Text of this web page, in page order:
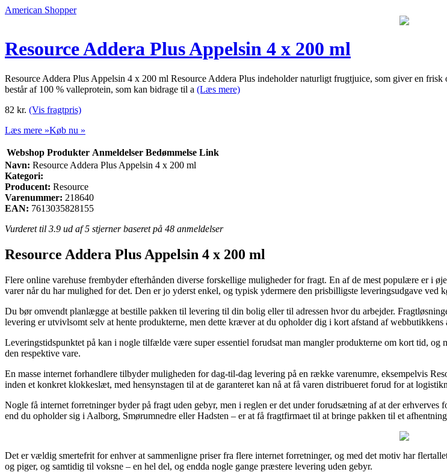
American Shopper
Resource Addera Plus Appelsin 4 x 200 ml
Resource Addera Plus Appelsin 4 x 200 ml Resource Addera Plus indeholder naturligt frugtjuice, som giver en
består af 100 % valleprotein, som kan bidrage til a (Læs mere)
82 kr. (Vis fragtpris)
Læs mere »Køb nu »
Webshop Produkter Anmeldelser Bedømmelse Link
Navn: Resource Addera Plus Appelsin 4 x 200 ml
Kategori:
Producent: Resource
Varenummer: 218640
EAN: 7613035828155
Vurderet til 3.9 ud af 5 stjerner baseret på 48 anmeldelser
Resource Addera Plus Appelsin 4 x 200 ml
Flere online varehuse frembyder efterhånden diverse forskellige muligheder for fragt. En af de mest populære er i
varer når du har mulighed for det. Den er jo yderst enkel, og typisk ydermere den prisbilligste leveringsudgave ved
Du bør omvendt planlægge at bestille pakken til levering til din bolig eller til adressen hvor du arbejder.
levering er utvivlsomt selv at hente produkterne, men dette kræver at du opholder dig i kort afstand af webbutikkens
Leveringstidspunktet på kan i nogle tilfælde være super essentiel forudsat man mangler produkterne om kort tid,
den respektive vare.
En masse internet forhandlere tilbyder muligheden for dag-til-dag levering på en række varenumre, eksempelvis
inden et konkret klokkeslæt, med hensynstagen til at de garanteret kan nå at få varen distribueret forud for at
Nogle få internet forretninger byder på fragt uden gebyr, men i reglen er det under forudsætning af at der
end du opholder sig i Aalborg, Smørumnedre eller Hadsten – er at få fragtfirmaet til at bringe pakken til et
Det er vældig smertefrit for enhver at sammenligne priser fra flere internet forretninger, og med det motiv har
og piger, og samtidig til voksne – en hel del, og endda nogle gange præstere levering uden gebyr.